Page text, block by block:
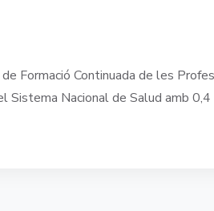
Formació Continuada de les
Sistema Nacional de Salud amb